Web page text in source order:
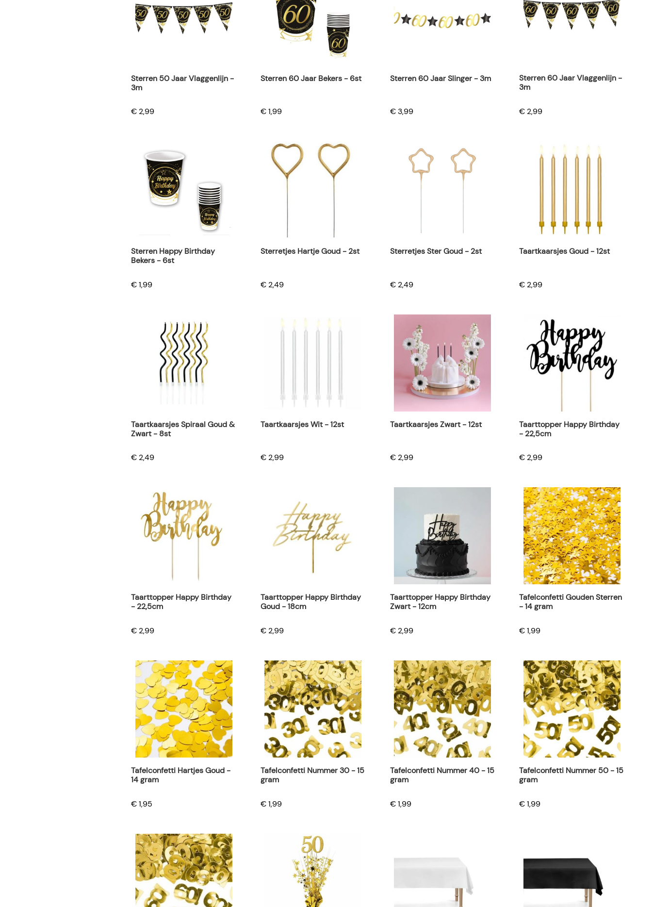
Sterren 50 Jaar Vlaggenlijn -
3m
€ 2,99
Sterren 60 Jaar Bekers - 6st
€ 1,99
Sterren 60 Jaar Slinger - 3m
€ 3,99
Sterren 60 Jaar Vlaggenlijn -
3m
€ 2,99
Sterren Happy Birthday
Bekers - 6st
€ 1,99
Sterretjes Hartje Goud - 2st
€ 2,49
Sterretjes Ster Goud - 2st
€ 2,49
Taartkaarsjes Goud - 12st
€ 2,99
Taartkaarsjes Spiraal Goud &
Zwart - 8st
€ 2,49
Taartkaarsjes Wit - 12st
€ 2,99
Taartkaarsjes Zwart - 12st
€ 2,99
Taarttopper Happy Birthday
- 22,5cm
€ 2,99
Taarttopper Happy Birthday
- 22,5cm
€ 2,99
Taarttopper Happy Birthday
Goud - 18cm
€ 2,99
Taarttopper Happy Birthday
Zwart - 12cm
€ 2,99
Tafelconfetti Gouden Sterren
- 14 gram
€ 1,99
Tafelconfetti Hartjes Goud -
14 gram
€ 1,95
Tafelconfetti Nummer 30 - 15
gram
€ 1,99
Tafelconfetti Nummer 40 - 15
gram
€ 1,99
Tafelconfetti Nummer 50 - 15
gram
€ 1,99